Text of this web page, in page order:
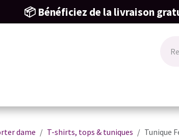
📦 Bénéficiez de la livraison
dame T-shirts, tops & tuniques Tunique